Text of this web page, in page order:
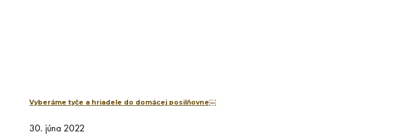
Vyberáme tyče a hriadele do domácej posilňovne￼
30. júna 2022